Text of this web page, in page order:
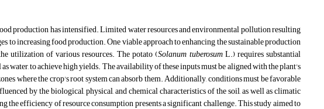
production has intensified. Limited water resources and environmental pollution resulting
to increasing food production. One viable approach to enhancing the sustainable production
utilization of various resources. The potato (Solanum tuberosumL.) requires substantial
water, to achieve high yields. The availability of these inputs must be aligned with the plant's
where the crop's root system can absorb them. Additionally, conditions must be favorable
by the biological, physical, and chemical characteristics of the soil, as well as climatic
the efficiency of resource consumption presents a significant challenge. This study aimed to